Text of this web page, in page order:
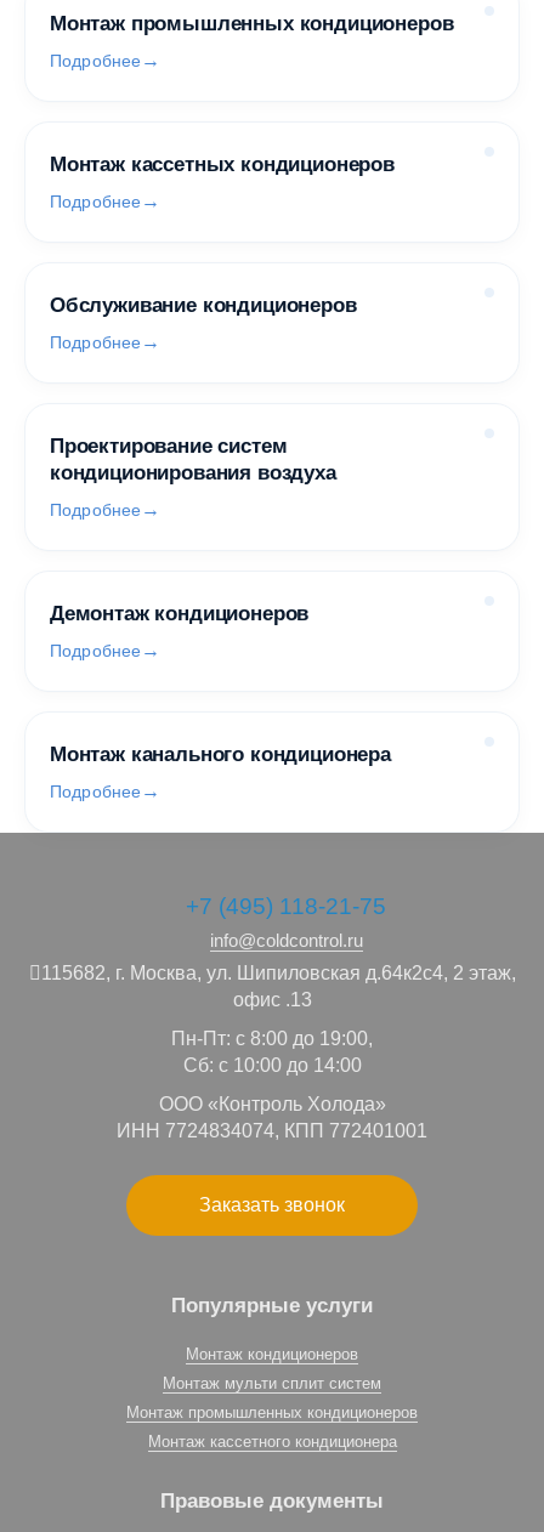
Монтаж промышленных кондиционеров
Подробнее
Монтаж кассетных кондиционеров
Подробнее
Обслуживание кондиционеров
Подробнее
Проектирование систем
кондиционирования воздуха
Подробнее
Демонтаж кондиционеров
Подробнее
Монтаж канального кондиционера
Подробнее
+7 (495) 118-21-75
info@coldcontrol.ru
115682, г. Москва, ул. Шипиловская д.64к2с4, 2 этаж,
офис .13
Пн-Пт: с 8:00 до 19:00,
Сб: с 10:00 до 14:00
ООО «Контроль Холода»
ИНН 7724834074, КПП 772401001
Заказать звонок
Популярные услуги
Монтаж кондиционеров
Монтаж мульти сплит систем
Монтаж промышленных кондиционеров
Монтаж кассетного кондиционера
Правовые документы